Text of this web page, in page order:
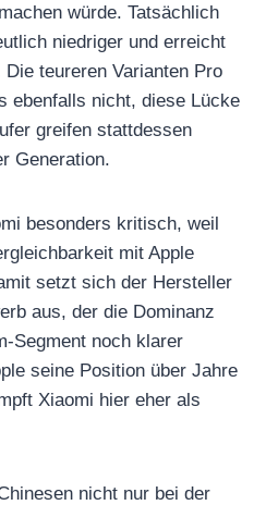
würde. Tatsächlich
niedriger und erreicht
teureren Varianten Pro
ebenfalls nicht, diese Lücke
greifen stattdessen
Generation.
besonders kritisch, weil
mit Apple
setzt sich der Hersteller
aus, der die Dominanz
Segment noch klarer
seine Position über Jahre
Xiaomi hier eher als
nicht nur bei der